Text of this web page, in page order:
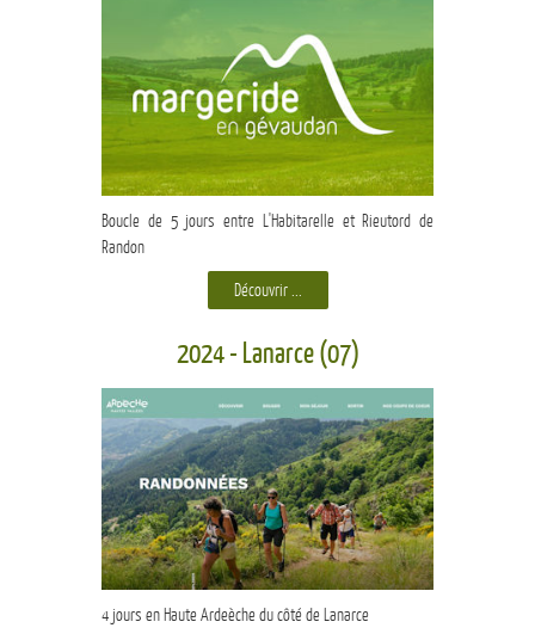
Boucle de 5 jours entre L'Habitarelle et Rieutord de
Randon
Découvrir ...
2024 - Lanarce (07)
4 jours en Haute Ardeèche du côté de Lanarce